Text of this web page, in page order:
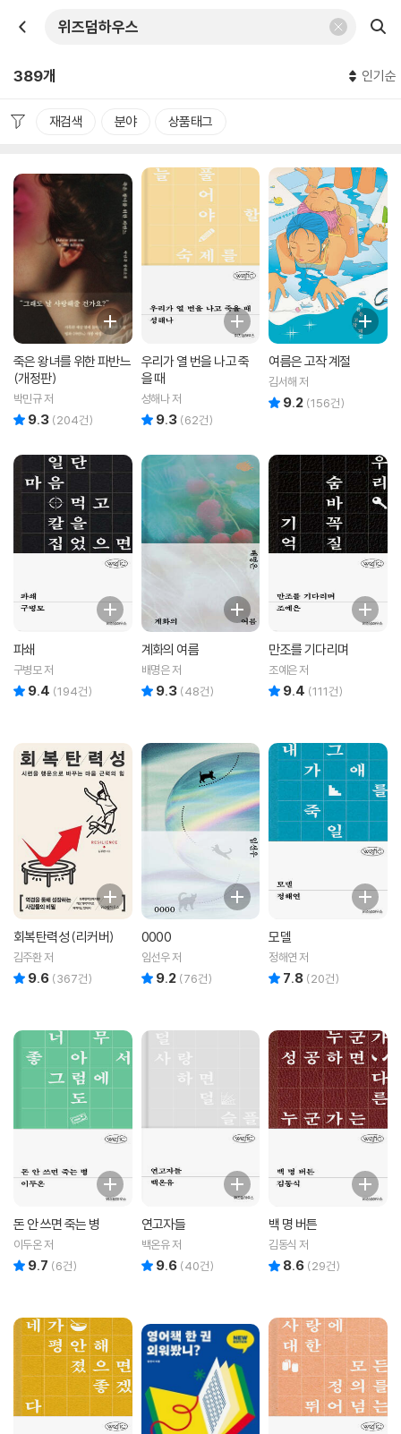
389개 인기순
재검색 분야 상품태그
죽은 왕녀를 위한 파반느
(개정판)
박민규 저
9.3 (204건)
우리가 열 번을 나고 죽
을 때
성해나 저
9.3 (62건)
여름은 고작 계절
김서해 저
9.2 (156건)
파쇄
구병모 저
9.4 (194건)
계화의 여름
배명은 저
9.3 (48건)
만조를 기다리며
조예은 저
9.4 (111건)
회복탄력성 (리커버)
김주환 저
9.6 (367건)
0000
임선우 저
9.2 (76건)
모델
정해연 저
7.8 (20건)
돈 안 쓰면 죽는 병
이두온 저
9.7 (6건)
연고자들
백온유 저
9.6 (40건)
백 명 버튼
김동식 저
8.6 (29건)